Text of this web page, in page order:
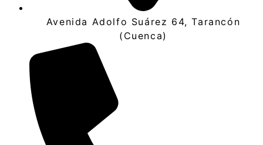
Avenida Adolfo Suárez 64, Tarancón
(Cuenca)